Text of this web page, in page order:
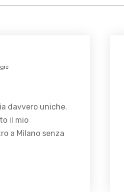
davvero uniche.
il mio
a Milano senza